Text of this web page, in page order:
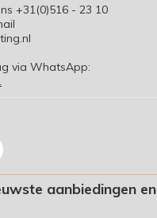
+31(0)516 - 23 10
via WhatsApp:
aanbiedingen en